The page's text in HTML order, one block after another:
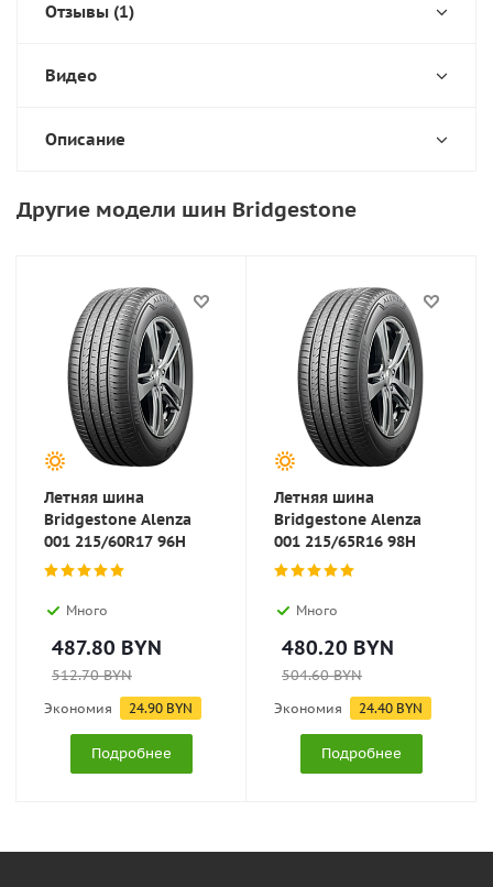
Отзывы (1)
Видео
Описание
Другие модели шин Bridgestone
Летняя шина
Bridgestone Alenza
001 215/60R17 96H
Много
487.80 BYN
512.70BYN
Экономия 24.90 BYN
Подробнее
Летняя шина
Bridgestone Alenza
001 215/65R16 98H
Много
480.20 BYN
504.60BYN
Экономия 24.40 BYN
Подробнее